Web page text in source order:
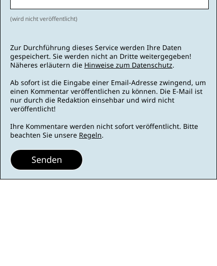
(wird nicht veröffentlicht)
Zur Durchführung dieses Service werden Ihre Daten
gespeichert. Sie werden nicht an Dritte weitergegeben!
Näheres erläutern die Hinweise zum Datenschutz.
Ab sofort ist die Eingabe einer Email-Adresse zwingend, um
einen Kommentar veröffentlichen zu können. Die E-Mail ist
nur durch die Redaktion einsehbar und wird nicht
veröffentlicht!
Ihre Kommentare werden nicht sofort veröffentlicht. Bitte
beachten Sie unsere Regeln.
Senden